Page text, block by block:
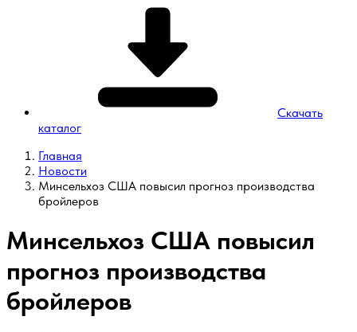
Скачать
каталог
Главная
Новости
Минсельхоз США повысил прогноз производства
бройлеров
Минсельхоз США повысил
прогноз производства
бройлеров